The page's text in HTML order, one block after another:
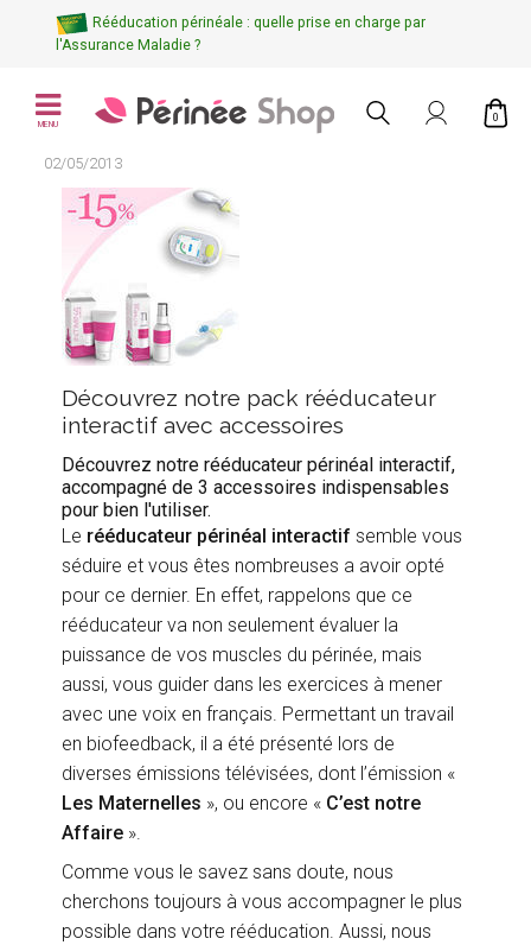
Rééducation périnéale : quelle prise en charge par
l'Assurance Maladie ?
MENU
0
02/05/2013
Découvrez notre pack rééducateur
interactif avec accessoires
Découvrez notre rééducateur périnéal interactif,
accompagné de 3 accessoires indispensables
pour bien l'utiliser.
Le rééducateur périnéal interactif semble vous
séduire et vous êtes nombreuses a avoir opté
pour ce dernier. En effet, rappelons que ce
rééducateur va non seulement évaluer la
puissance de vos muscles du périnée, mais
aussi, vous guider dans les exercices à mener
avec une voix en français. Permettant un travail
en biofeedback, il a été présenté lors de
diverses émissions télévisées, dont l’émission «
Les Maternelles », ou encore « C’est notre
Affaire ».
Comme vous le savez sans doute, nous
cherchons toujours à vous accompagner le plus
possible dans votre rééducation. Aussi, nous